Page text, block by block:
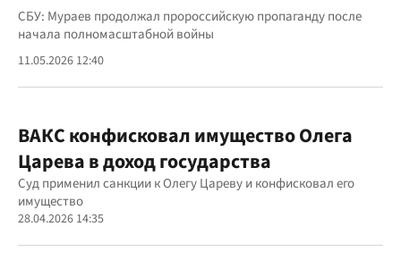
СБУ: Мураев продолжал пророссийскую пропаганду после
начала полномасштабной войны
11.05.2026 12:40
ВАКС конфисковал имущество Олега
Царева в доход государства
Суд применил санкции к Олегу Цареву и конфисковал его
имущество
28.04.2026 14:35